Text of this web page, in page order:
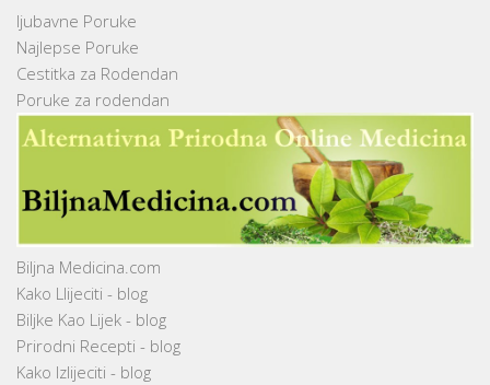
ljubavne Poruke
Najlepse Poruke
Cestitka za Rodendan
Poruke za rodendan
Biljna Medicina.com
Kako Llijeciti - blog
Biljke Kao Lijek - blog
Prirodni Recepti - blog
Kako Izlijeciti - blog